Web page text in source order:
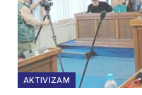
AKTIVIZAM